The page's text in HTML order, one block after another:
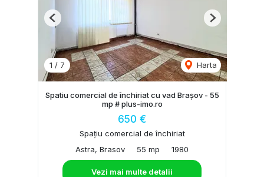
1 / 7 Harta
Previous Next
Spatiu comercial de închiriat cu vad Brașov - 55
mp # plus-imo.ro
650 €
Spațiu comercial de închiriat
Astra, Brasov
55 mp 1980
Vezi mai multe detalii